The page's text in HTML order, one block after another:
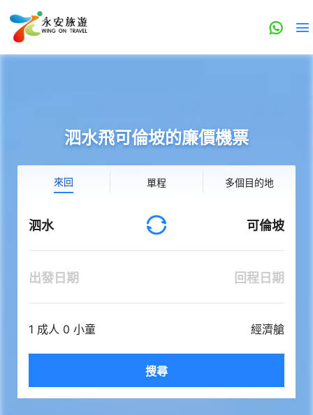
泗水飛可倫坡的廉價機票
來回 單程 多個目的地
泗水 可倫坡
出發日期 回程日期
1 成人 0 小童 經濟艙
搜尋